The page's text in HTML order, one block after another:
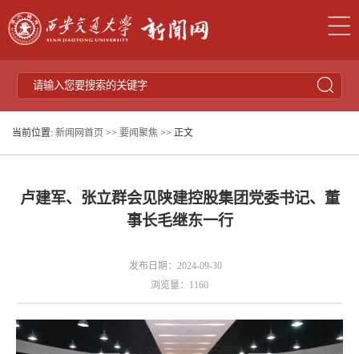
当前位置: 新闻网首页 >> 要闻聚焦 >> 正文
卢建军、张立群会见陕建控股集团党委书记、董
事长毛继东一行
发布日期：2024-09-30
浏览量： 1160